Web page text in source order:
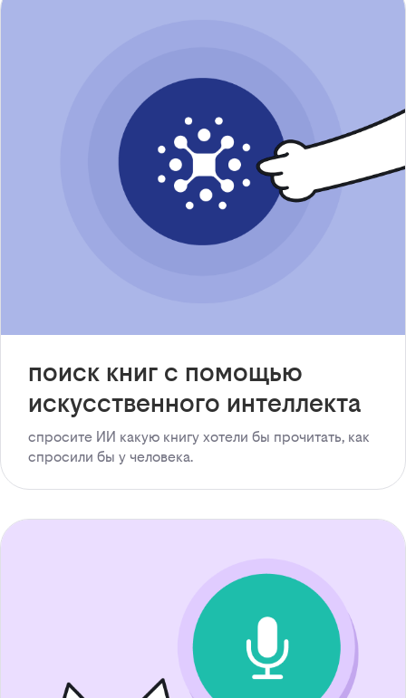
поиск книг с помощью
искусственного интеллекта
спросите ИИ какую книгу хотели бы прочитать, как
спросили бы у человека.